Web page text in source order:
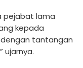
pejabat lama
kepada
tantangan
ujarnya.